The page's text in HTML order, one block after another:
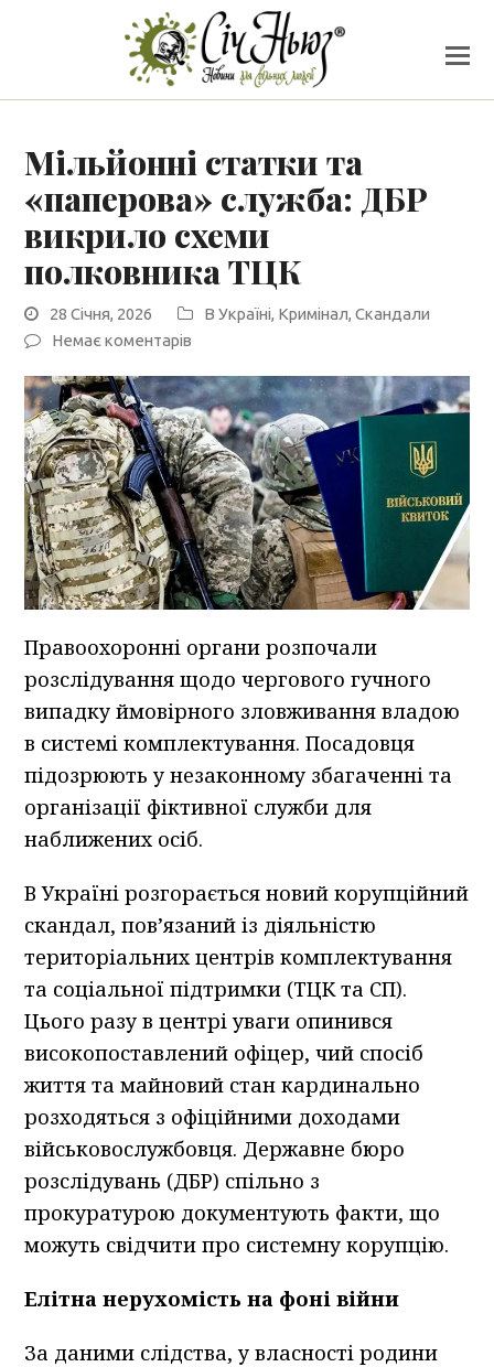
Мільйонні статки та
«паперова» служба: ДБР
викрило схеми
полковника ТЦК
28 Січня, 2026 В Україні, Кримінал,Скандали
Немає коментарів
Правоохоронні органи розпочали
розслідування щодо чергового гучного
випадку ймовірного зловживання владою
в системі комплектування. Посадовця
підозрюють у незаконному збагаченні та
організації фіктивної служби для
наближених осіб.
В Україні розгорається новий корупційний
скандал, пов’язаний із діяльністю
територіальних центрів комплектування
та соціальної підтримки (ТЦК та СП).
Цього разу в центрі уваги опинився
високопоставлений офіцер, чий спосіб
життя та майновий стан кардинально
розходяться з офіційними доходами
військовослужбовця. Державне бюро
розслідувань (ДБР) спільно з
прокуратурою документують факти, що
можуть свідчити про системну корупцію.
Елітна нерухомість на фоні війни
За даними слідства, у власності родини